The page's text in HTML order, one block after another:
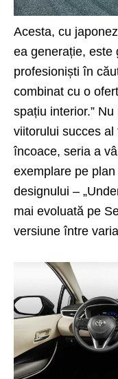
Acesta, cu
ea generație, este
profesioniști în
combinat cu o
spațiu interior.”
viitorului succes
încoace, seria a
exemplare pe
designului –
mai evoluată pe
versiune între